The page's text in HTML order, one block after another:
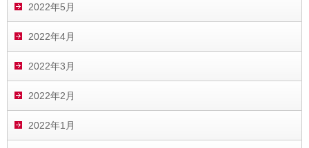
2022年5月
2022年4月
2022年3月
2022年2月
2022年1月